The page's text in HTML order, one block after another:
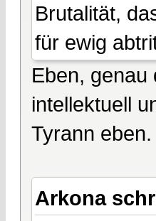
Brutalität,
für ewig
Eben,
intellektuell
Tyrann eben.
Arkona